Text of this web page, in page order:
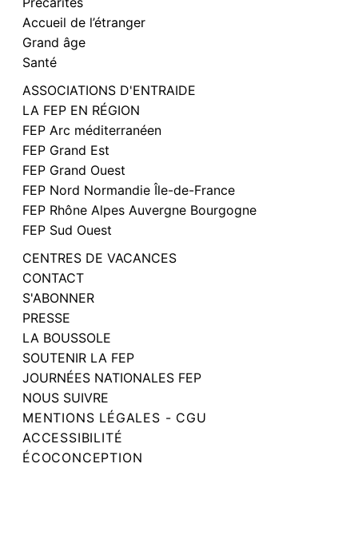
Accueil de l’étranger
Grand âge
Santé
ASSOCIATIONS D'ENTRAIDE
LA FEP EN RÉGION
FEP Arc méditerranéen
FEP Grand Est
FEP Grand Ouest
FEP Nord Normandie Île-de-France
FEP Rhône Alpes Auvergne Bourgogne
FEP Sud Ouest
CENTRES DE VACANCES
CONTACT
S'ABONNER
PRESSE
LA BOUSSOLE
SOUTENIR LA FEP
JOURNÉES NATIONALES FEP
NOUS SUIVRE
MENTIONS LÉGALES - CGU
ACCESSIBILITÉ
ÉCOCONCEPTION